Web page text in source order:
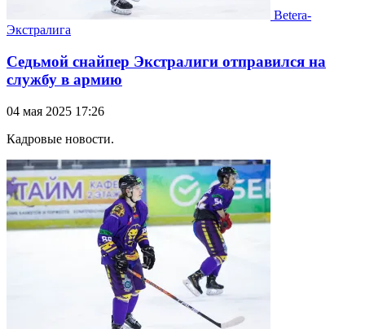
Betera-
Экстралига
Седьмой снайпер Экстралиги отправился на
службу в армию
04 мая 2025 17:26
Кадровые новости.